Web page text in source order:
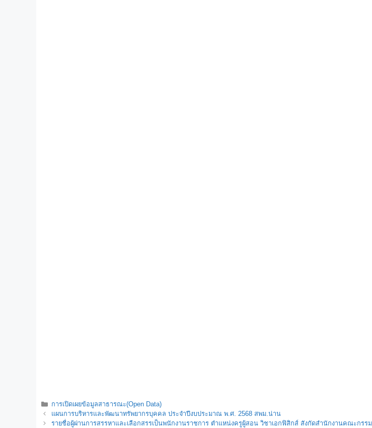
การเปิดเผยข้อมูลสาธารณะ(Open Data)
แผนการบริหารและพัฒนาทรัพยากรบุคคล ประจำปีงบประมาณ พ.ศ. 2568 สพม.น่าน
รายชื่อผู้ผ่านการสรรหาและเลือกสรรเป็นพนักงานราชการ ตำแหน่งครูผู้สอน วิชาเอกฟิสิกส์ สังกัดสำนักงานคณะกร